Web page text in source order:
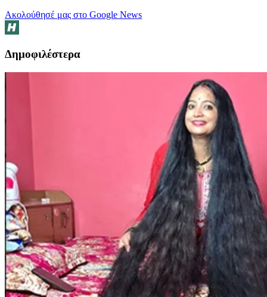
Ακολούθησέ μας στο Google News
Δημοφιλέστερα